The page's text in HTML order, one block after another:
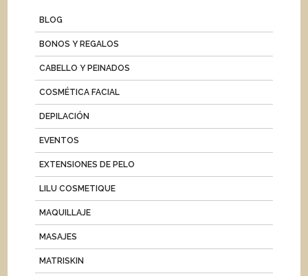
BLOG
BONOS Y REGALOS
CABELLO Y PEINADOS
COSMÉTICA FACIAL
DEPILACIÓN
EVENTOS
EXTENSIONES DE PELO
LILU COSMETIQUE
MAQUILLAJE
MASAJES
MATRISKIN